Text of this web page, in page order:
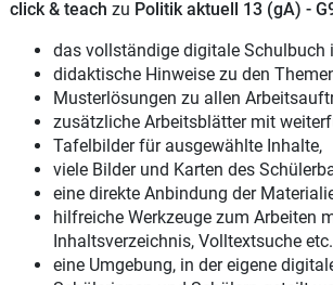
click & teach zu Politik aktuell 13 (gA) -
das vollständige digitale Schulbuch
didaktische Hinweise zu den
Musterlösungen zu allen
zusätzliche Arbeitsblätter mit
Tafelbilder für ausgewählte Inhalte,
viele Bilder und Karten des
eine direkte Anbindung der
hilfreiche Werkzeuge zum Arbeiten
Inhaltsverzeichnis, Volltextsuche
eine Umgebung, in der eigene